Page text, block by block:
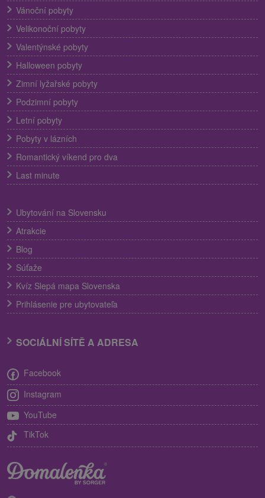
Vánoční pobyty
Velikonoční pobyty
Valentýnské pobyty
Halloween pobyty
Zimní lyžařské pobyty
Podzimní pobyty
Letní pobyty
Pobyty v lázních
Romantický víkend pro dva
Last minute
Ubytování na Slovensku
Atrakcie
Blog
Súťaže
Kvíz Slepá mapa Slovenska
Prihlásenie pre ubytovateľa
SOCIÁLNÍ SÍTĚ A ADRESA
Facebook
Instagram
YouTube
TikTok